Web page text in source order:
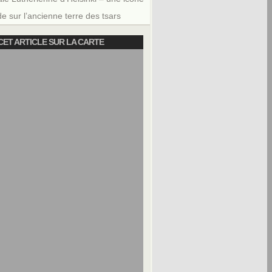
sur l’ancienne terre des tsars
ARTICLE SUR LA CARTE